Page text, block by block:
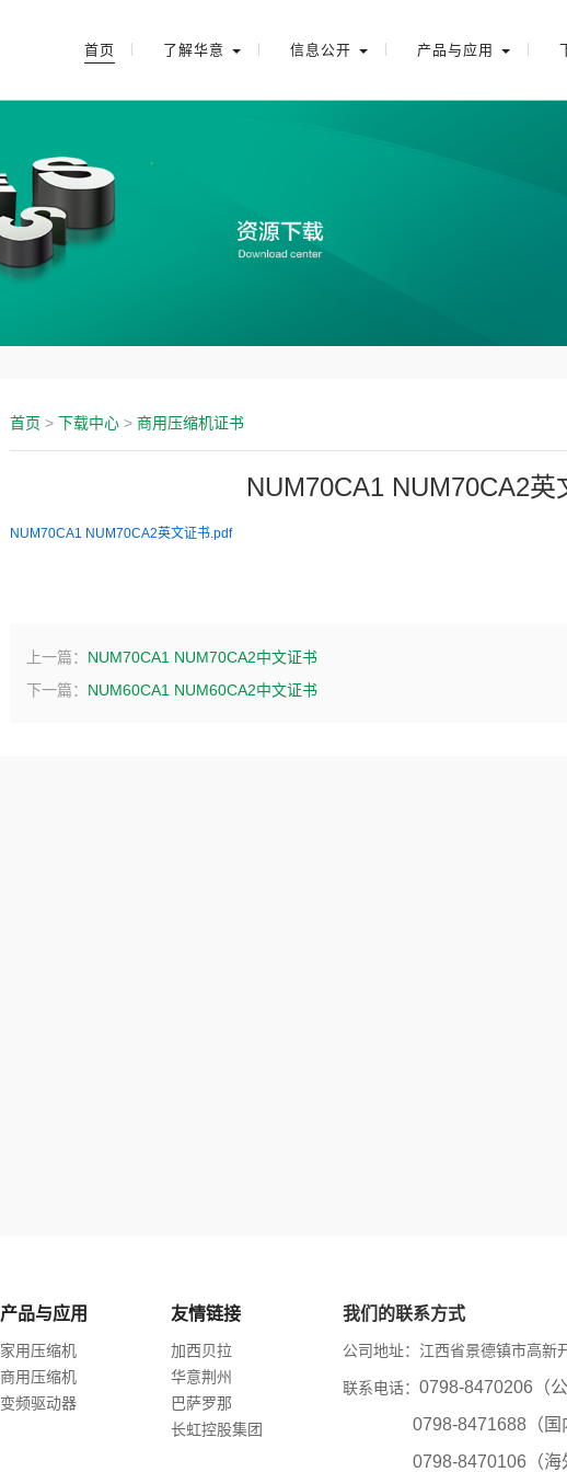
首页 了解华意 信息公开 产品与应用
首页 > 下载中心> 商用压缩机证书
NUM70CA1 NUM70CA2英
NUM70CA1 NUM70CA2英文证书.pdf
上一篇： NUM70CA1 NUM70CA2中文证书
下一篇： NUM60CA1 NUM60CA2中文证书
产品与应用
家用压缩机
商用压缩机
变频驱动器
友情链接
加西贝拉
华意荆州
巴萨罗那
长虹控股集团
我们的联系方式
公司地址：江西省景德镇市高新
联系电话： 0798-8470206（
0798-8471688（国内
0798-8470106 （